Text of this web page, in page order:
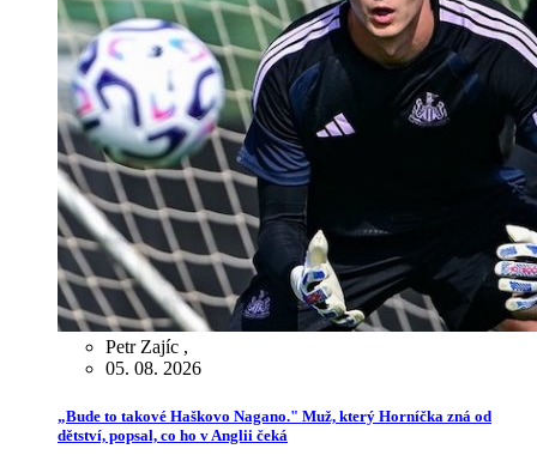
Petr Zajíc ,
05. 08. 2026
„Bude to takové Haškovo Nagano." Muž, který Horníčka zná od
dětství, popsal, co ho v Anglii čeká